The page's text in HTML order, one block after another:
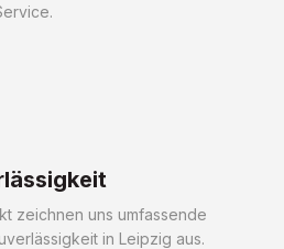
zeichnen uns umfassende
in Leipzig aus.